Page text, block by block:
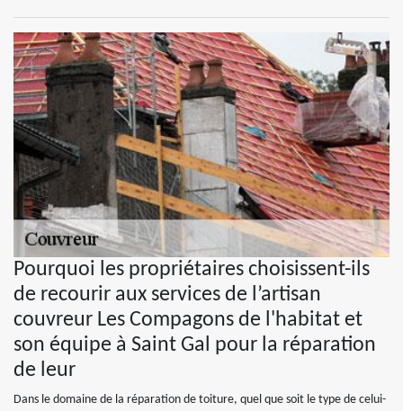
Pourquoi les propriétaires choisissent-ils
de recourir aux services de l’artisan
couvreur Les Compagons de l'habitat et
son équipe à Saint Gal pour la réparation
de leur
Dans le domaine de la réparation de toiture, quel que soit le type de celui-